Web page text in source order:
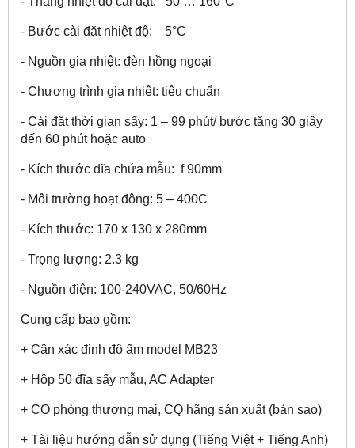
- Bước cài đặt nhiệt độ: 5°C
- Nguồn gia nhiệt: đèn hồng ngoại
- Chương trình gia nhiệt: tiêu chuẩn
- Cài đặt thời gian sấy: 1 – 99 phút/ bước tăng 30 giây
đến 60 phút hoặc auto
- Kích thước đĩa chứa mẫu: f 90mm
- Môi trường hoạt động: 5 – 400C
- Kích thước: 170 x 130 x 280mm
- Trọng lượng: 2.3 kg
- Nguồn điện: 100-240VAC, 50/60Hz
Cung cấp bao gồm:
+ Cân xác định độ ẩm model MB23
+ Hộp 50 đĩa sấy mẫu, AC Adapter
+ CO phòng thương mại, CQ hãng sản xuất (bản sao)
+ Tài liệu hướng dẫn sử dụng (Tiếng Việt + Tiếng Anh)